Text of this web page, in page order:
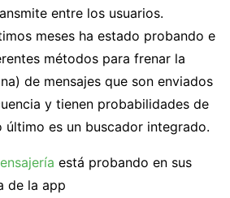
entre los usuarios.
meses ha estado probando e
métodos para frenar la
de mensajes que son enviados
y tienen probabilidades de
último es un buscador integrado.
está probando en sus
de la app